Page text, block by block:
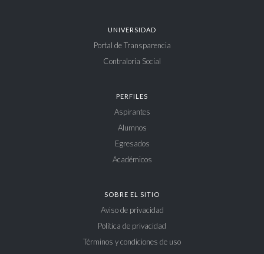
UNIVERSIDAD
Portal de Transparencia
Contraloría Social
PERFILES
Aspirantes
Alumnos
Egresados
Académicos
SOBRE EL SITIO
Aviso de privacidad
Política de privacidad
Términos y condiciones de uso